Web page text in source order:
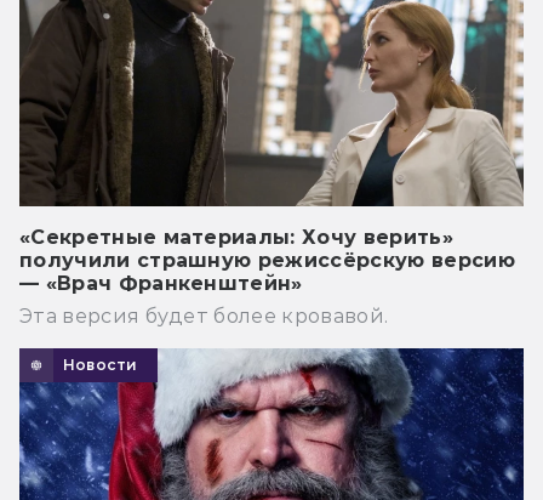
«Секретные материалы: Хочу верить»
получили страшную режиссёрскую версию
— «Врач Франкенштейн»
Эта версия будет более кровавой.
Новости